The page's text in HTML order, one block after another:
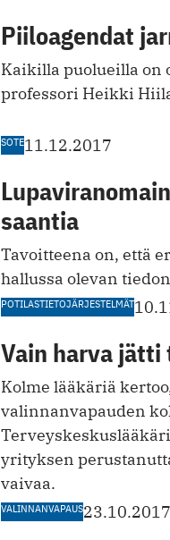
Piiloagendat
Kaikilla puolueilla on
professori Heikki
SOTE11.12.2017
saantia
Tavoitteena on, että
hallussa olevan
POTILASTIETOJÄRJESTELMÄT
Vain harva jätti
Kolme lääkäriä
valinnanvapauden
yrityksen
vaivaa.
VALINNANVAPAUS23.10.2017